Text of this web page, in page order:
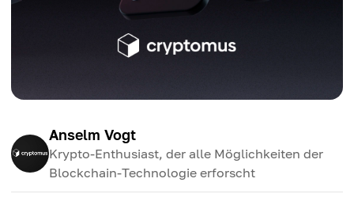
Anselm Vogt
Krypto-Enthusiast, der alle Möglichkeiten der
Blockchain-Technologie erforscht